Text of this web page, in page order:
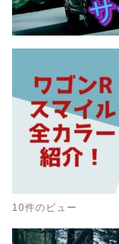
10件のビュー